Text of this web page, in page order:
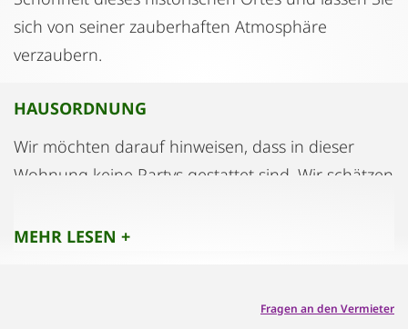
sich von seiner zauberhaften Atmosphäre
verzaubern.
HAUSORDNUNG
Wir möchten darauf hinweisen, dass in dieser
Wohnung keine Partys gestattet sind. Wir schätzen
Nachbarn und bitten daher um Rücksichtnahme.
MEHR LESEN +
Fragen an den Vermieter